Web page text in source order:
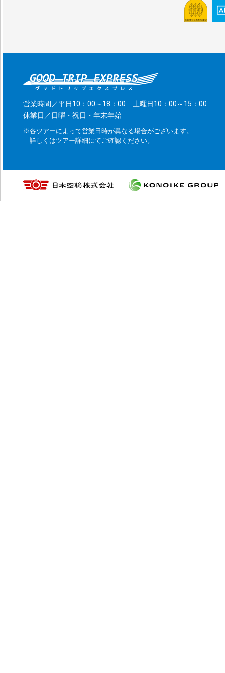
営業時間／平日10：00～18：00 土曜日10：00～15：00
休業日／日曜・祝日・年末年始
※各ツアーによって営業日時が異なる場合がございます。
詳しくはツアー詳細にてご確認ください。